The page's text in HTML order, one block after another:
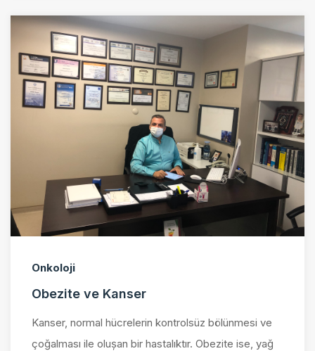
Onkoloji
Obezite ve Kanser
Kanser, normal hücrelerin kontrolsüz bölünmesi ve
çoğalması ile oluşan bir hastalıktır. Obezite ise, yağ